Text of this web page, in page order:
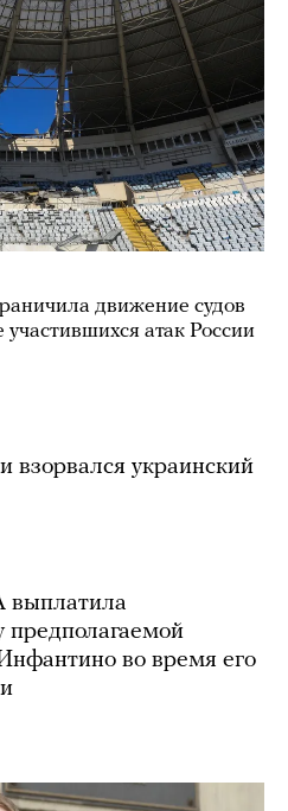
движение судов
атак России
взорвался украинский
выплатила
во время его